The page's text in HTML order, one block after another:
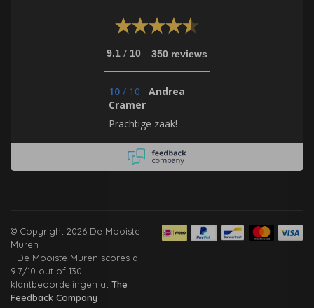
9.1 / 10 350 reviews
10 / 10
Andrea
Cramer
Prachtige zaak!
© Copyright 2026 De Mooiste
Muren
- De Mooiste Muren scores a
9.7/10 out of 130
klantbeoordelingen at The
Feedback Company